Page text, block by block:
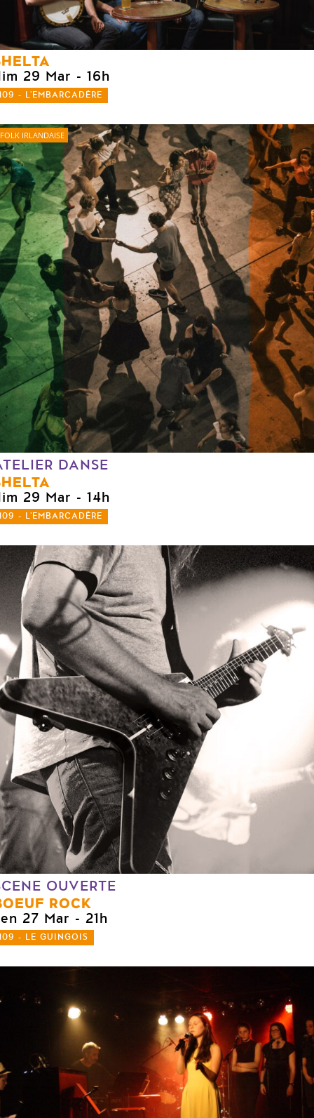
29 Mar - 16h
- L'EMBARCADÈRE
FOLK IRLANDAISE
DANSE
29 Mar - 14h
- L'EMBARCADÈRE
OUVERTE
ROCK
27 Mar - 21h
- LE GUINGOIS